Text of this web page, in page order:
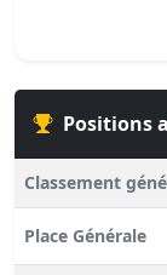
Positions
Classement
Place Générale